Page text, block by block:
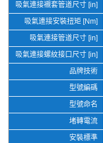
吸氣連接襯套管道尺寸 [in]
吸氣連接安裝扭矩 [Nm]
吸氣連接管道尺寸 [in]
吸氣連接螺紋接口尺寸 [in]
品牌技術
型號編碼
型號命名
堵轉電流
安裝標準